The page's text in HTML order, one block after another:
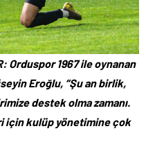
Orduspor 1967 ile oynanan
Eroğlu, “Şu an birlik,
destek olma zamanı.
için kulüp yönetimine çok